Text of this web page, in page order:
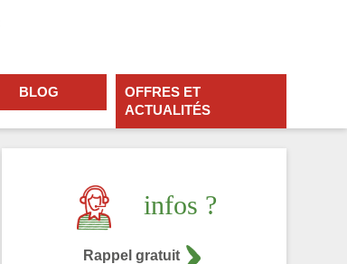
BLOG
OFFRES ET
ACTUALITÉS
infos ?
Rappel gratuit